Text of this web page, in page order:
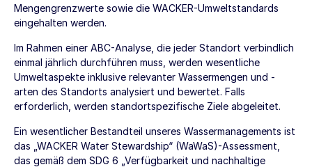
Mengengrenzwerte sowie die WACKER-Umweltstandards
eingehalten werden.
Im Rahmen einer ABC-Analyse, die jeder Standort verbindlich
einmal jährlich durchführen muss, werden wesentliche
Umweltaspekte inklusive relevanter Wassermengen und -
arten des Standorts analysiert und bewertet. Falls
erforderlich, werden standortspezifische Ziele abgeleitet.
Ein wesentlicher Bestandteil unseres Wassermanagements ist
das „WACKER Water Stewardship“ (WaWaS)-Assessment,
das gemäß dem SDG 6 „Verfügbarkeit und nachhaltige